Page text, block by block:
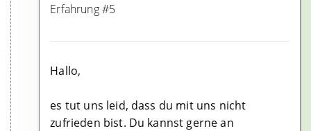
Erfahrung #5
Hallo,
es tut uns leid, dass du mit uns nicht
zufrieden bist. Du kannst gerne an